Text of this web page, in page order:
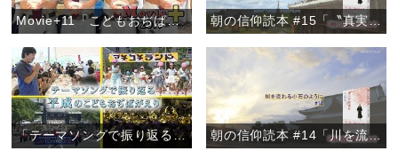
Movie+11「こどもおぢばがえり2019開幕」 朝の信仰読本 #15「〝真実の願い〟は埋もれない」
「テーマソングで振り返る 平成のこどもおぢばがえり」『ピックアップ動画』 朝の信仰読本 #14「川を流れる小石のように」